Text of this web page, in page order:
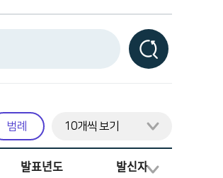
범례
발표년도 발신자